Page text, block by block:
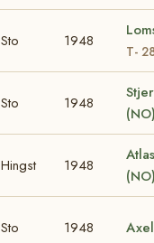
Sto 1948
T-
Sto 1948
Hingst 1948
Sto 1948